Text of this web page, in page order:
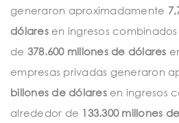
generaron aproximadamente
dólares en ingresos
de 378.600 millones de dólares
empresas privadas generaron
billones de dólares en ingresos
alrededor de 133.300 millones